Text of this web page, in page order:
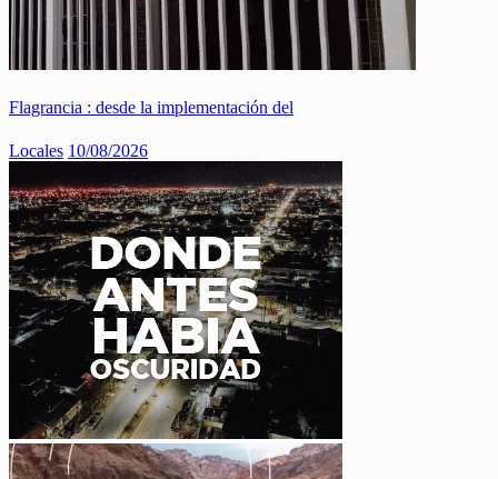
Flagrancia : desde la implementación del
Locales 10/08/2026